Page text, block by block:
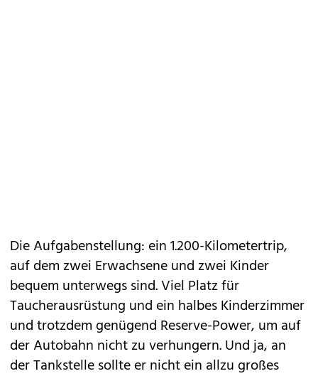
Die Aufgabenstellung: ein 1.200-Kilometertrip,
auf dem zwei Erwachsene und zwei Kinder
bequem unterwegs sind. Viel Platz für
Taucherausrüstung und ein halbes Kinderzimmer
und trotzdem genügend Reserve-Power, um auf
der Autobahn nicht zu verhungern. Und ja, an
der Tankstelle sollte er nicht ein allzu großes